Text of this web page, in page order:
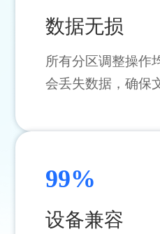
数据无损
所有分区调整操作
会丢失数据，确保
99%
设备兼容